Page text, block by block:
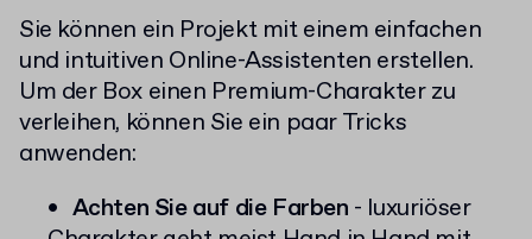
Sie können ein Projekt mit einem einfachen
und intuitiven Online-Assistenten erstellen.
Um der Box einen Premium-Charakter zu
verleihen, können Sie ein paar Tricks
anwenden:
Achten Sie auf die Farben - luxuriöser